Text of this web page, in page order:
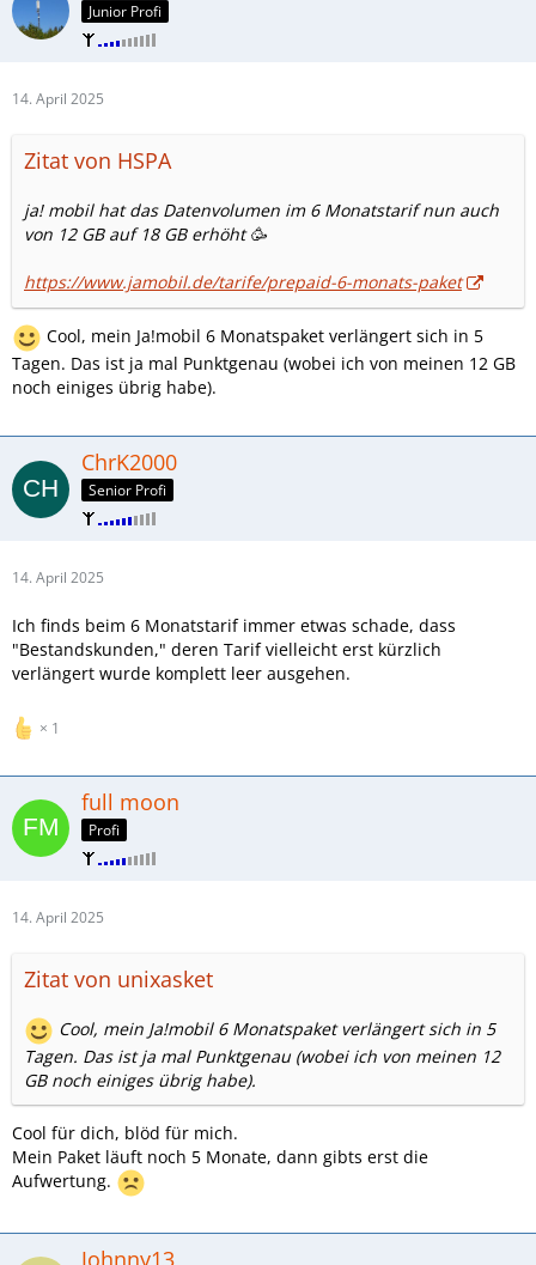
Junior Profi
14. April 2025
Zitat von HSPA
ja! mobil hat das Datenvolumen im 6 Monatstarif nun auch
von 12 GB auf 18 GB erhöht 🥳
https://www.jamobil.de/tarife/prepaid-6-monats-paket
Cool, mein Ja!mobil 6 Monatspaket verlängert sich in 5
Tagen. Das ist ja mal Punktgenau (wobei ich von meinen 12 GB
noch einiges übrig habe).
ChrK2000
Senior Profi
14. April 2025
Ich finds beim 6 Monatstarif immer etwas schade, dass
"Bestandskunden," deren Tarif vielleicht erst kürzlich
verlängert wurde komplett leer ausgehen.
1
full moon
Profi
14. April 2025
Zitat von unixasket
Cool, mein Ja!mobil 6 Monatspaket verlängert sich in 5
Tagen. Das ist ja mal Punktgenau (wobei ich von meinen 12
GB noch einiges übrig habe).
Cool für dich, blöd für mich.
Mein Paket läuft noch 5 Monate, dann gibts erst die
Aufwertung.
Johnny13